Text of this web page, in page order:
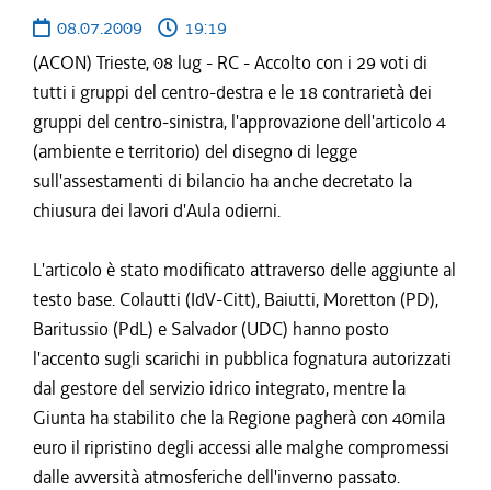
08.07.2009
19:19
(ACON) Trieste, 08 lug - RC - Accolto con i 29 voti di
tutti i gruppi del centro-destra e le 18 contrarietà dei
gruppi del centro-sinistra, l'approvazione dell'articolo 4
(ambiente e territorio) del disegno di legge
sull'assestamenti di bilancio ha anche decretato la
chiusura dei lavori d'Aula odierni.
L'articolo è stato modificato attraverso delle aggiunte al
testo base. Colautti (IdV-Citt), Baiutti, Moretton (PD),
Baritussio (PdL) e Salvador (UDC) hanno posto
l'accento sugli scarichi in pubblica fognatura autorizzati
dal gestore del servizio idrico integrato, mentre la
Giunta ha stabilito che la Regione pagherà con 40mila
euro il ripristino degli accessi alle malghe compromessi
dalle avversità atmosferiche dell'inverno passato.